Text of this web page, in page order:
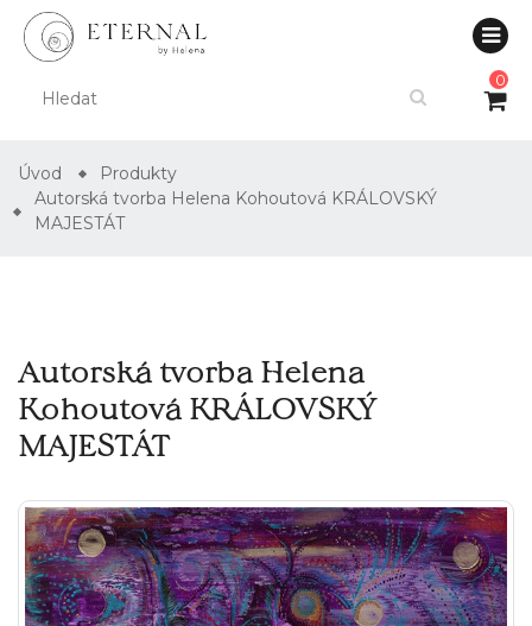
0
Úvod
Produkty
Autorská tvorba Helena Kohoutová KRÁLOVSKÝ
MAJESTÁT
Autorská tvorba Helena
Kohoutová KRÁLOVSKÝ
MAJESTÁT